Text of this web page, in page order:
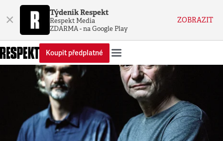
× Týdeník Respekt
Respekt Media
ZDARMA - na Google Play
ZOBRAZIT
Koupit předplatné